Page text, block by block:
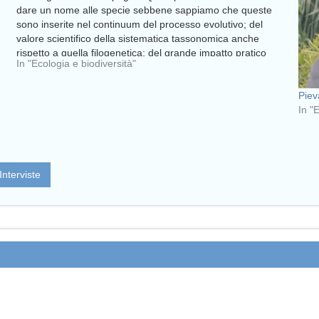
dare un nome alle specie sebbene sappiamo che queste
sono inserite nel continuum del processo evolutivo; del
valore scientifico della sistematica tassonomica anche
rispetto a quella filogenetica; del grande impatto pratico
della "bad…
In "Ecologia e biodiversità"
In